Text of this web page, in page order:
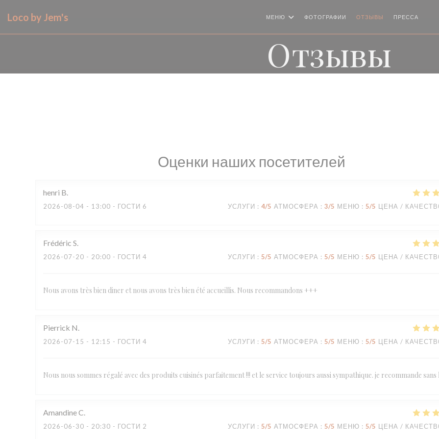
Loco by Jem's МЕНЮ ФОТОГРАФИИ ОТЗЫВЫ ПРЕССА
Отзывы
Оценки наших посетителей
henri B
2026-08-04 - 13:00 - ГОСТИ 6 УСЛУГИ : 4/5 АТМОСФЕРА : 3/5 МЕНЮ : 5/5 ЦЕНА /
Frédéric S
2026-07-20 - 20:00 - ГОСТИ 4 УСЛУГИ : 5/5 АТМОСФЕРА : 5/5 МЕНЮ : 5/5 ЦЕНА /
Nous avons très bien diner et nous avons très bien été accueillis. Nous recommandons +++
Pierrick N
2026-07-15 - 12:15 - ГОСТИ 4 УСЛУГИ : 5/5 АТМОСФЕРА : 5/5 МЕНЮ : 5/5 ЦЕНА /
Nous nous sommes régalé avec des produits cuisinés parfaitement !!! et le service toujours aussi sympathique. je recommande sans
AmandineC
2026-06-30 - 20:30 - ГОСТИ 2 УСЛУГИ : 5/5 АТМОСФЕРА : 5/5 МЕНЮ : 5/5 ЦЕНА /